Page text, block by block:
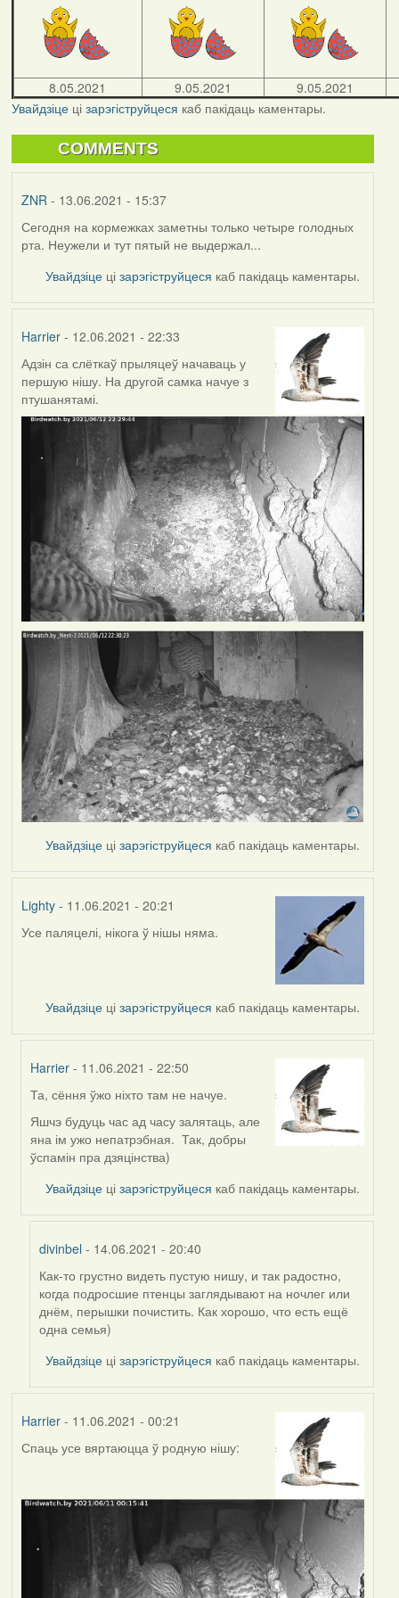
8.05.2021 9.05.2021
9.05.2021
Увайдзіцеці зарэгіструйцеся каб пакідаць каментары.
COMMENTS
ZNR - 13.06.2021 - 15:37
Сегодня на кормежках заметны только четыре голодных
рта. Неужели и тут пятый не выдержал...
Увайдзіце цізарэгіструйцеся каб пакідаць каментары.
Harrier- 12.06.2021 - 22:33
Адзін са слёткаў прыляцеў начаваць у
першую нішу. На другой самка начуе з
птушанятамі.
Увайдзіце цізарэгіструйцеся каб пакідаць каментары.
Lighty- 11.06.2021 - 20:21
Усе паляцелі, нікога ў нішы няма.
Увайдзіце цізарэгіструйцеся каб пакідаць каментары.
Harrier - 11.06.2021 - 22:50
In
reply
to
by
Та, сёння ўжо ніхто там не начуе.
Яшчэ будуць час ад часу залятаць, але
яна ім ужо непатрэбная. Так, добры
ўспамін пра дзяцінства)
Увайдзіце цізарэгіструйцеся каб пакідаць каментары.
divinbel - 14.06.2021 - 20:40
In
reply
to
by
Harrier
Как-то грустно видеть пустую нишу, и так радостно,
когда подросшие птенцы заглядывают на ночлег или
днём, перышки почистить. Как хорошо, что есть ещё
одна семья)
Увайдзіце цізарэгіструйцеся каб пакідаць каментары.
Harrier- 11.06.2021 - 00:21
Спаць усе вяртаюцца ў родную нішу: